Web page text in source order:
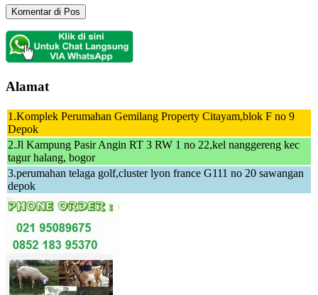
Alamat
1.Komplek Perumahan Gemilang Property Citayam,blok F no 9
Depok
2.Jl Kampung Pasir Angin RT 3 RW 1 no 22,kel nanggereng kec
tagur halang, bogor
3.perumahan telaga golf,cluster lyon france G111 no 20 sawangan
depok